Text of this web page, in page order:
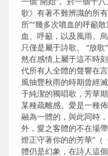
歌》有著不難辨識的所
所”“幾多次噴血的呼籲
血、呼籲，以及風雨、
只僅是屬于詩歌。 “放
然在感情上屬于這不時
代所有人全體的聲響在
風抽豐秋雨的時期曾經
于純潔的獨唱歌，芳華
某種疏離感。愛是一種
融為一體的，與此同時
外，愛之客體的不在場
燈正守著你的的芳華”（
體仍是幻象，在詩人這